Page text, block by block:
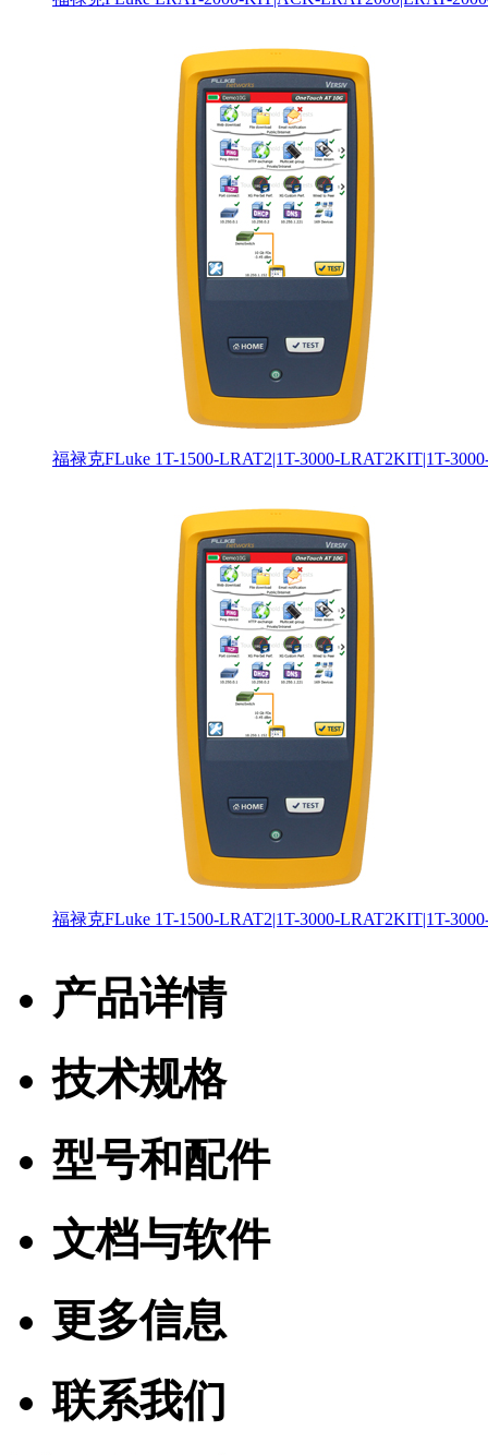
福禄克FLuke 1T-1500-LRAT2|1T-3000-LRAT2KIT|1T-
福禄克FLuke 1T-1500-LRAT2|1T-3000-LRAT2KIT|1T-
产品详情
技术规格
型号和配件
文档与软件
更多信息
联系我们